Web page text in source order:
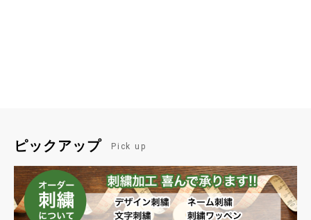
ピックアップ Pick up